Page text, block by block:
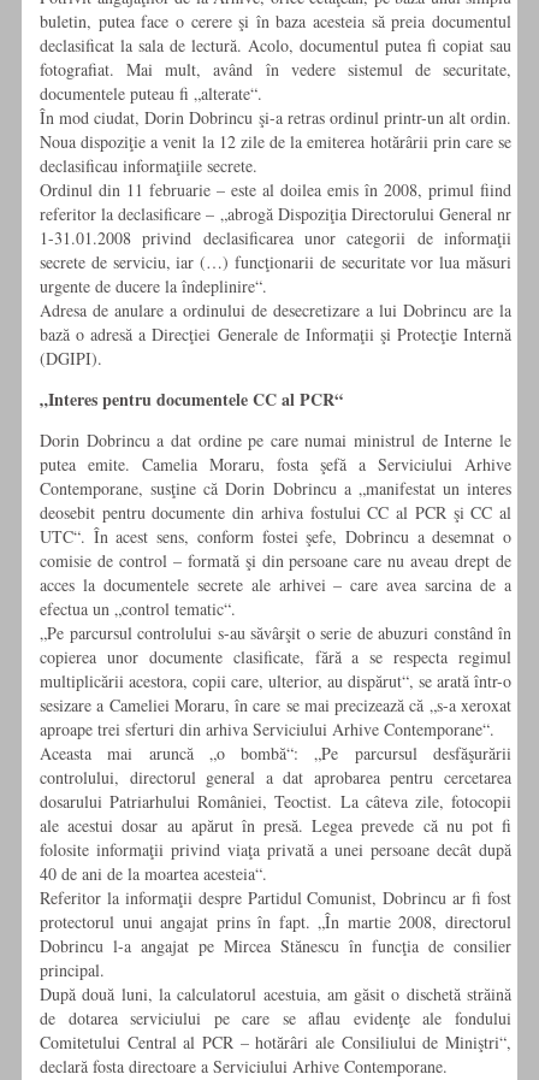
buletin, putea face o cerere şi în baza acesteia să preia documentul
declasificat la sala de lectură. Acolo, documentul putea fi copiat sau
fotografiat. Mai mult, având în vedere sistemul de securitate,
documentele puteau fi „alterate“.
În mod ciudat, Dorin Dobrincu şi-a retras ordinul printr-un alt ordin.
Noua dispoziţie a venit la 12 zile de la emiterea hotărârii prin care se
declasificau informaţiile secrete.
Ordinul din 11 februarie – este al doilea emis în 2008, primul fiind
referitor la declasificare – „abrogă Dispoziţia Directorului General nr
1-31.01.2008 privind declasificarea unor categorii de informaţii
secrete de serviciu, iar (…) funcţionarii de securitate vor lua măsuri
urgente de ducere la îndeplinire“.
Adresa de anulare a ordinului de desecretizare a lui Dobrincu are la
bază o adresă a Direcţiei Generale de Informaţii şi Protecţie Internă
(DGIPI).
„Interes pentru documentele CC al PCR“
Dorin Dobrincu a dat ordine pe care numai ministrul de Interne le
putea emite. Camelia Moraru, fosta şefă a Serviciului Arhive
Contemporane, susţine că Dorin Dobrincu a „manifestat un interes
deosebit pentru documente din arhiva fostului CC al PCR şi CC al
UTC“. În acest sens, conform fostei şefe, Dobrincu a desemnat o
comisie de control – formată şi din persoane care nu aveau drept de
acces la documentele secrete ale arhivei – care avea sarcina de a
efectua un „control tematic“.
„Pe parcursul controlului s-au săvârşit o serie de abuzuri constând în
copierea unor documente clasificate, fără a se respecta regimul
multiplicării acestora, copii care, ulterior, au dispărut“, se arată într-o
sesizare a Cameliei Moraru, în care se mai precizează că „s-a xeroxat
aproape trei sferturi din arhiva Serviciului Arhive Contemporane“.
Aceasta mai aruncă „o bombă“: „Pe parcursul desfăşurării
controlului, directorul general a dat aprobarea pentru cercetarea
dosarului Patriarhului României, Teoctist. La câteva zile, fotocopii
ale acestui dosar au apărut în presă. Legea prevede că nu pot fi
folosite informaţii privind viaţa privată a unei persoane decât după
40 de ani de la moartea acesteia“.
Referitor la informaţii despre Partidul Comunist, Dobrincu ar fi fost
protectorul unui angajat prins în fapt. „În martie 2008, directorul
Dobrincu l-a angajat pe Mircea Stănescu în funcţia de consilier
principal.
După două luni, la calculatorul acestuia, am găsit o dischetă străină
de dotarea serviciului pe care se aflau evidenţe ale fondului
Comitetului Central al PCR – hotărâri ale Consiliului de Miniştri“,
declară fosta directoare a Serviciului Arhive Contemporane.